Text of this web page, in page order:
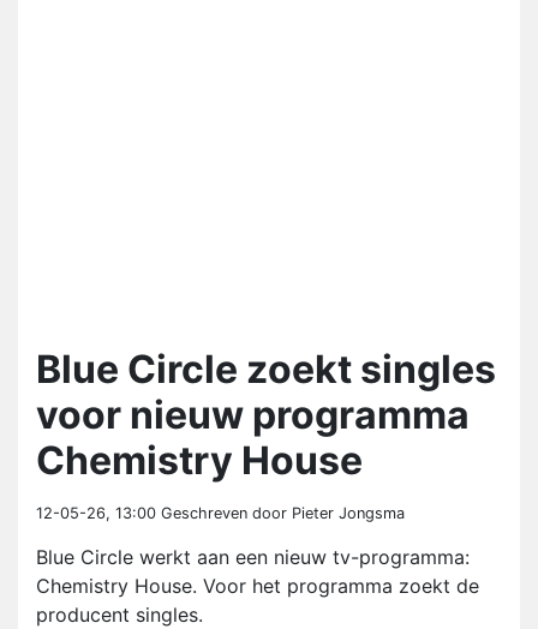
Blue Circle zoekt singles
voor nieuw programma
Chemistry House
12-05-26, 13:00 Geschreven door Pieter Jongsma
Blue Circle werkt aan een nieuw tv-programma:
Chemistry House. Voor het programma zoekt de
producent singles.